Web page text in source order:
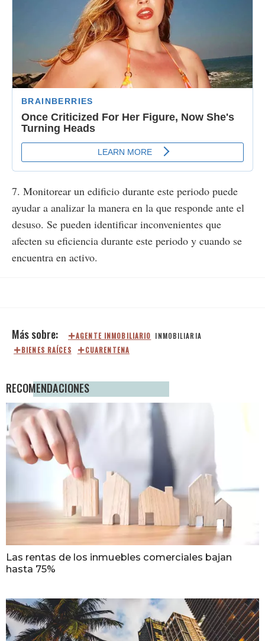
7. Monitorear un edificio durante este periodo puede
ayudar a analizar la manera en la que responde ante el
desuso. Se pueden identificar inconvenientes que
afecten su eficiencia durante este periodo y cuando se
encuentra en activo.
AGENTE INMOBILIARIO INMOBILIARIA
BIENES RAÍCES
CUARENTENA
RECOMENDACIONES
Las rentas de los inmuebles comerciales bajan
hasta 75%